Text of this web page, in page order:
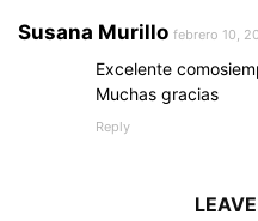
Susana Murillo febrero 10,
Excelente
Muchas gracias
Reply